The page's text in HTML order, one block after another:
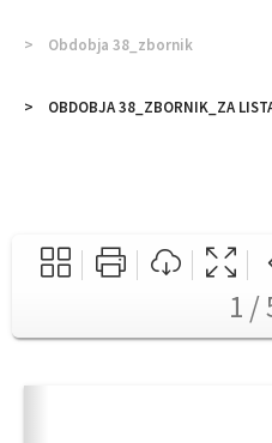
Obdobja 38_zbornik
OBDOBJA 38_ZBORNIK_ZA
1 /